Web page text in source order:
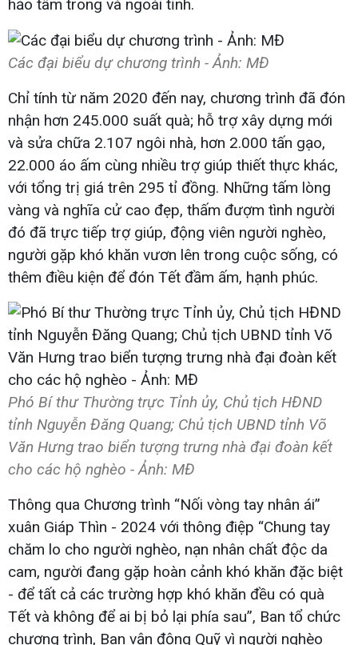
hảo tâm trong và ngoài tỉnh.
Các đại biểu dự chương trình - Ảnh: MĐ
Chỉ tính từ năm 2020 đến nay, chương trình đã đón
nhận hơn 245.000 suất quà; hỗ trợ xây dựng mới
và sửa chữa 2.107 ngôi nhà, hơn 2.000 tấn gạo,
22.000 áo ấm cùng nhiều trợ giúp thiết thực khác,
với tổng trị giá trên 295 tỉ đồng. Những tấm lòng
vàng và nghĩa cử cao đẹp, thấm đượm tình người
đó đã trực tiếp trợ giúp, động viên người nghèo,
người gặp khó khăn vươn lên trong cuộc sống, có
thêm điều kiện để đón Tết đầm ấm, hạnh phúc.
Phó Bí thư Thường trực Tỉnh ủy, Chủ tịch HĐND
tỉnh Nguyễn Đăng Quang; Chủ tịch UBND tỉnh Võ
Văn Hưng trao biển tượng trưng nhà đại đoàn kết
cho các hộ nghèo - Ảnh: MĐ
Thông qua Chương trình “Nối vòng tay nhân ái”
xuân Giáp Thìn - 2024 với thông điệp “Chung tay
chăm lo cho người nghèo, nạn nhân chất độc da
cam, người đang gặp hoàn cảnh khó khăn đặc biệt
- để tất cả các trường hợp khó khăn đều có quà
Tết và không để ai bị bỏ lại phía sau”, Ban tổ chức
chương trình, Ban vận động Quỹ vì người nghèo